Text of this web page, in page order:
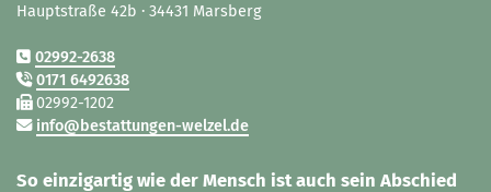
Hauptstraße 42b · 34431 Marsberg
02992-2638
0171 6492638
02992-1202
info@bestattungen-welzel.de
So einzigartig wie der Mensch ist auch sein Abschied